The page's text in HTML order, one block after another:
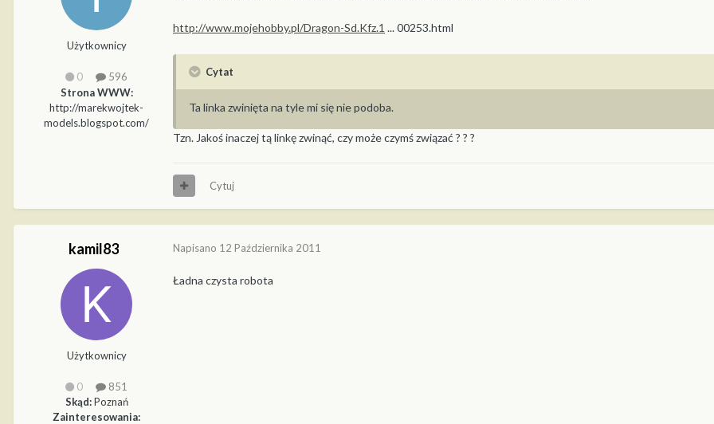
Użytkownicy
0
596
Strona WWW:
http://marekwojtek-
models.blogspot.com/
http://www.mojehobby.pl/Dragon-Sd.Kfz.1 ... 00253.html
Cytat
Ta linka zwinięta na tyle mi się nie podoba.
Tzn. Jakoś inaczej tą linkę zwinąć, czy może czymś związać ? ? ?
Cytuj
kamil83
Użytkownicy
0
851
Skąd:Poznań
Zainteresowania:
Napisano 12 Października 2011
Ładna czysta robota